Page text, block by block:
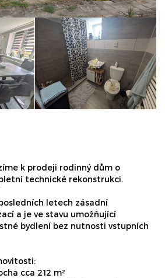
k prodeji rodinný dům o
technické rekonstrukci.
letech zásadní
a je ve stavu umožňující
bydlení bez nutnosti vstupních
cca 212 m²